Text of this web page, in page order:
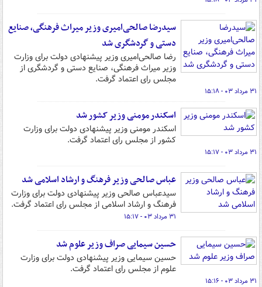
سیدرضا صالحی‌امیری وزیر میراث فرهنگی، صنایع
دستی و گردشگری شد
رضا صالحی‌امیری وزیر پیشنهادی دولت برای وزارت
وزیر میراث فرهنگی، صنایع دستی و گردشگری از
مجلس رای اعتماد گرفت.
۳۱ مرداد ۰۳ - ۱۵:۱۸
اسکندر مومنی وزیر کشور شد
اسکندر مومنی وزیر پیشنهادی دولت برای وزارت
کشور از مجلس رای اعتماد گرفت.
۳۱ مرداد ۰۳ - ۱۵:۱۷
عباس صالحی وزیر فرهنگ و ارشاد اسلامی شد
سیدعباس صالحی وزیر پیشنهادی دولت برای وزارت
فرهنگ و ارشاد اسلامی از مجلس رای اعتماد گرفت.
۳۱ مرداد ۰۳ - ۱۵:۱۷
حسین سیمایی صراف وزیر علوم شد
حسین سیمایی وزیر پیشنهادی دولت برای وزارت
علوم از مجلس رای اعتماد گرفت.
۳۱ مرداد ۰۳ - ۱۵:۱۶